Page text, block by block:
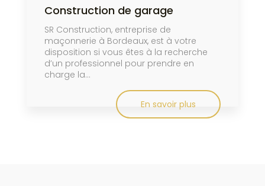
Construction de garage
SR Construction, entreprise de
maçonnerie à Bordeaux, est à votre
disposition si vous êtes à la recherche
d’un professionnel pour prendre en
charge la...
En savoir plus